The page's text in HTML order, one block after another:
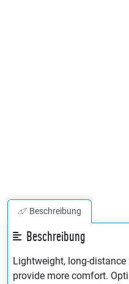
Beschreibung
Beschreibung
Lightweight, long-distance
provide more comfort.